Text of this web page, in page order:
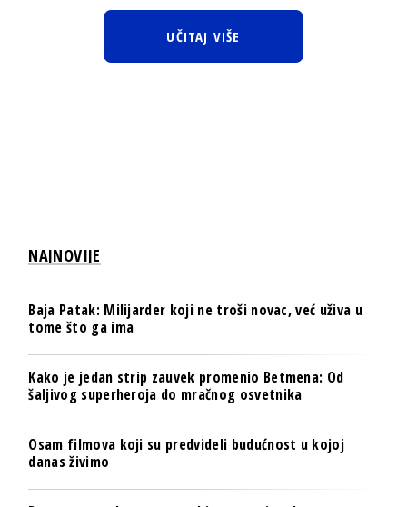
UČITAJ VIŠE
NAJNOVIJE
Baja Patak: Milijarder koji ne troši novac, već uživa u
tome što ga ima
Kako je jedan strip zauvek promenio Betmena: Od
šaljivog superheroja do mračnog osvetnika
Osam filmova koji su predvideli budućnost u kojoj
danas živimo